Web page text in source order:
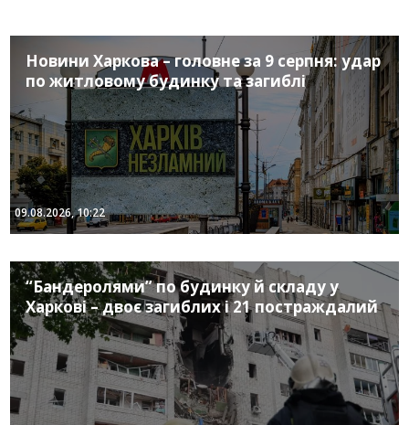
Новини Харкова – головне за 9 серпня: удар
по житловому будинку та загиблі
09.08.2026, 10:22
“Бандеролями” по будинку й складу у
Харкові – двоє загиблих і 21 постраждалий